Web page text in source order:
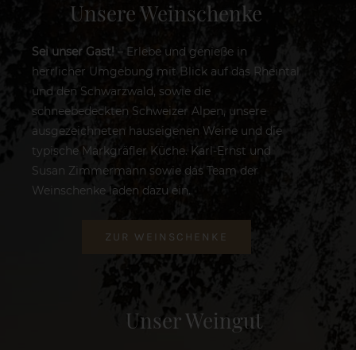
Unsere Weinschenke
Sei unser Gast! – Erlebe und genieße in
herrlicher Umgebung mit Blick auf das Rheintal
und den Schwarzwald, sowie die
schneebedeckten Schweizer Alpen, unsere
ausgezeichneten hauseigenen Weine und die
typische Markgräfler Küche. Karl-Ernst und
Susan Zimmermann sowie das Team der
Weinschenke laden dazu ein.
ZUR WEINSCHENKE
Unser Weingut